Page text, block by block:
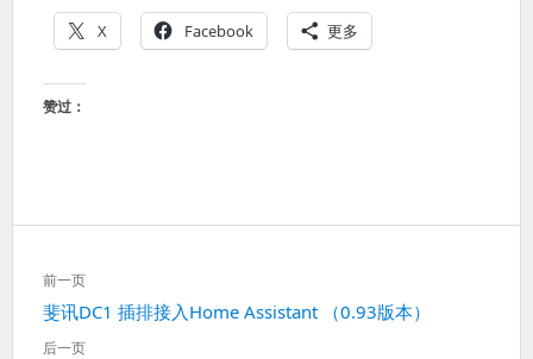
X Facebook 更多
赞过：
文
章
导
航
前一页
上
一
斐讯DC1 插排接入Home Assistant （0.93版本）
后一页